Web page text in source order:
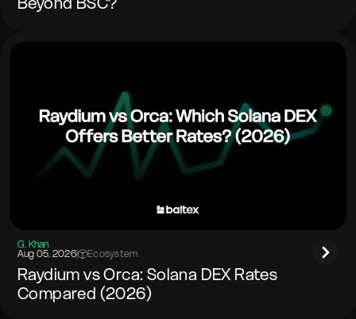
G. Khan
Aug 05. 2026| Ecosystem
Raydium vs Orca: Solana DEX Rates
Compared (2026)